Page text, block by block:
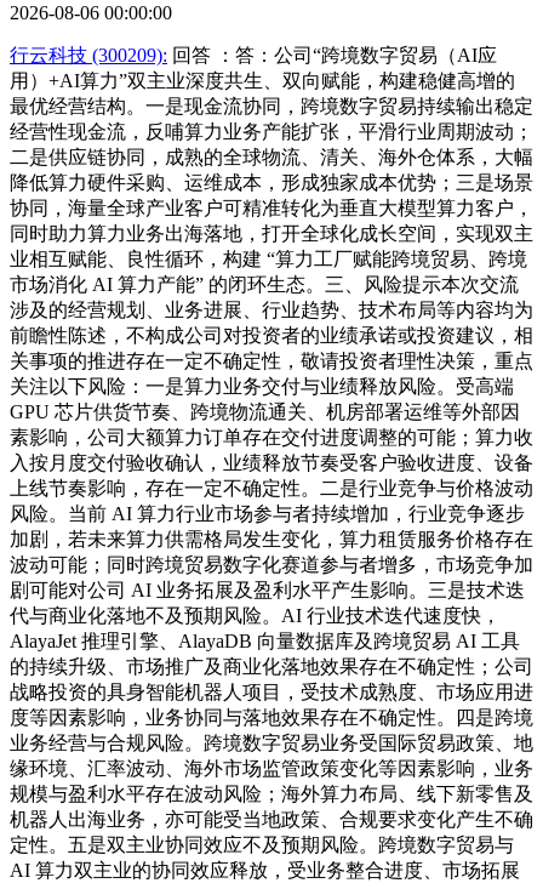
2026-08-06 00:00:00
行云科技 (300209): 回答 ：答：公司“跨境数字贸易（AI应
用）+AI算力”双主业深度共生、双向赋能，构建稳健高增的
最优经营结构。一是现金流协同，跨境数字贸易持续输出稳定
经营性现金流，反哺算力业务产能扩张，平滑行业周期波动；
二是供应链协同，成熟的全球物流、清关、海外仓体系，大幅
降低算力硬件采购、运维成本，形成独家成本优势；三是场景
协同，海量全球产业客户可精准转化为垂直大模型算力客户，
同时助力算力业务出海落地，打开全球化成长空间，实现双主
业相互赋能、良性循环，构建 “算力工厂赋能跨境贸易、跨境
市场消化 AI 算力产能” 的闭环生态。三、风险提示本次交流
涉及的经营规划、业务进展、行业趋势、技术布局等内容均为
前瞻性陈述，不构成公司对投资者的业绩承诺或投资建议，相
关事项的推进存在一定不确定性，敬请投资者理性决策，重点
关注以下风险：一是算力业务交付与业绩释放风险。受高端
GPU 芯片供货节奏、跨境物流通关、机房部署运维等外部因
素影响，公司大额算力订单存在交付进度调整的可能；算力收
入按月度交付验收确认，业绩释放节奏受客户验收进度、设备
上线节奏影响，存在一定不确定性。二是行业竞争与价格波动
风险。当前 AI 算力行业市场参与者持续增加，行业竞争逐步
加剧，若未来算力供需格局发生变化，算力租赁服务价格存在
波动可能；同时跨境贸易数字化赛道参与者增多，市场竞争加
剧可能对公司 AI 业务拓展及盈利水平产生影响。三是技术迭
代与商业化落地不及预期风险。AI 行业技术迭代速度快，
AlayaJet 推理引擎、AlayaDB 向量数据库及跨境贸易 AI 工具
的持续升级、市场推广及商业化落地效果存在不确定性；公司
战略投资的具身智能机器人项目，受技术成熟度、市场应用进
度等因素影响，业务协同与落地效果存在不确定性。四是跨境
业务经营与合规风险。跨境数字贸易业务受国际贸易政策、地
缘环境、汇率波动、海外市场监管政策变化等因素影响，业务
规模与盈利水平存在波动风险；海外算力布局、线下新零售及
机器人出海业务，亦可能受当地政策、合规要求变化产生不确
定性。五是双主业协同效应不及预期风险。跨境数字贸易与
AI 算力双主业的协同效应释放，受业务整合进度、市场拓展